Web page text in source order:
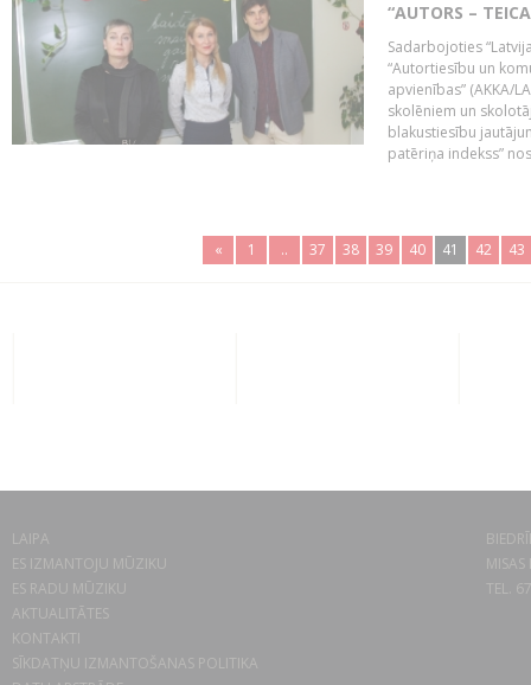
“AUTORS –
Sadarbojoties
“Autortiesību un
apvienības” (AKKA/
skolēniem un
blakustiesību
patēriņa indekss”
« 1 .. 37 38 39 40 41 42 43
LAIPA
ES IZMANTOJU MŪZIKU
ES RADU MŪZIKU
AKTUALITĀTES
KONTAKTI
SĪKDATŅU IZMANTOŠANAS POLITIKA
TEL.